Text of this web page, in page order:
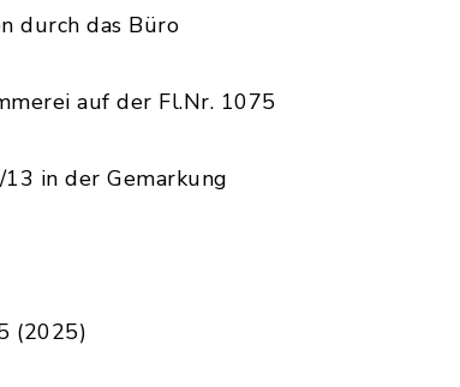
durch das Büro
auf der Fl.Nr. 1075
in der Gemarkung
(2025)